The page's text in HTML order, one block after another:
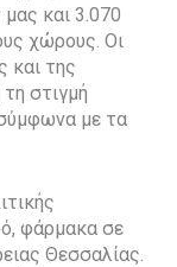
και 3.070
χώρους. Οι
και της
στιγμή
με τα
φάρμακα σε
Θεσσαλίας.